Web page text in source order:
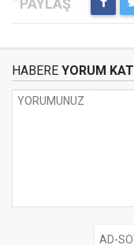
HABERE YORUM KAT